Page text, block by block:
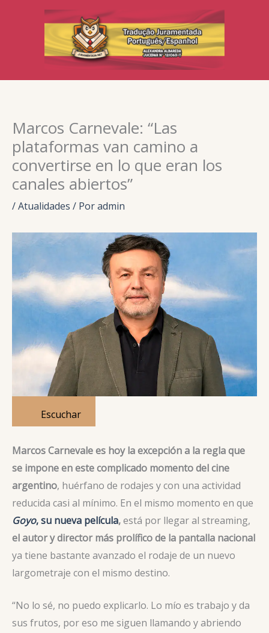
Marcos Carnevale: “Las
plataformas van camino a
convertirse en lo que eran los
canales abiertos”
/Atualidades / Poradmin
Escuchar
Marcos Carnevale es hoy la excepción a la regla que
se impone en este complicado momento del cine
argentino, huérfano de rodajes y con una actividad
reducida casi al mínimo. En el mismo momento en que
Goyo, su nueva película,está por llegar al streaming,
el autor y director más prolífico de la pantalla nacional
ya tiene bastante avanzado el rodaje de un nuevo
largometraje con el mismo destino.
“No lo sé, no puedo explicarlo. Lo mío es trabajo y da
sus frutos, por eso me siguen llamando y abriendo